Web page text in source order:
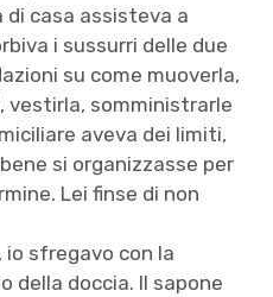
di casa assisteva a
i sussurri delle due
su come muoverla,
vestirla, somministrarle
aveva dei limiti,
si organizzasse per
Lei finse di non
io sfregavo con la
della doccia. Il sapone